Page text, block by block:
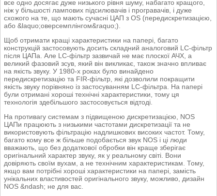
все одно досягає дуже низького рівня шуму, набагато кращого,
ніж у більшості лампових підсилювачів і програвачів, і дуже
схожого на те, що мають сучасні ЦАП з OS (передискретизацією,
або &laquo;оверсемплінгом&raquo;).
Щоб отримати кращі характеристики на папері, багато
конструкцій застосовують досить складний аналоговий LC-фільтр
після ЦАПа. Але LC-фільтр зазвичай не має плоскої АЧХ, а
великий фазовий зсув, який він викликає, також значно впливає
на якість звуку. У 1980-х роках було винайдено
передискретизацію та FIR-фільтр, які дозволили покращити
якість звуку порівняно із застосуванням LC-фільтра. На папері
були отримані хороші технічні характеристики, тому ця
технологія здебільшого застосовується відтоді.
На противагу системам з підвищеною дискретизацією, NOS
ЦАПи працюють з низькими частотами дискретизації та не
використовують фільтрацію надлишкових високих частот. Тому,
багато кому все ж більше подобається звук NOS і ці люди
вважають, що без додаткової обробки він краще зберігає
оригінальний характер звуку, як у реальному світі. Вони
довіряють своїм вухам, а не технічним характеристикам. Тому,
якщо вам потрібні хороші характеристики на папері, замість
унікальних властивостей оригінального звуку, можливо, дизайн
NOS &ndash; не для вас.